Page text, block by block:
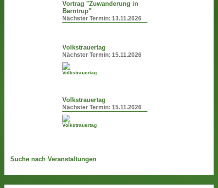
Vortrag "Zuwanderung in
Barntrup"
Nächster Termin:13.11.2026
Volkstrauertag
Nächster Termin:15.11.2026
Volkstrauertag
Nächster Termin:15.11.2026
Suche nach Veranstaltungen